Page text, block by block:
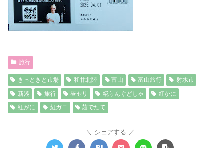
旅行
きっときと市場 和甘北陸 富山 富山旅行
射水市
新湊
旅行 昼セリ 糀らんぐどしゃ
紅かに
紅がに
紅ガニ 茹でたて
シェアする